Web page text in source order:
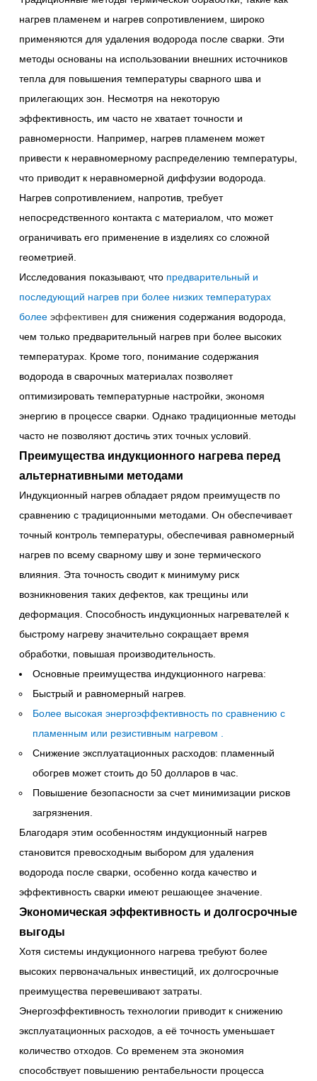
нагрев пламенем и нагрев сопротивлением, широко
применяются для удаления водорода после сварки. Эти
методы основаны на использовании внешних источников
тепла для повышения температуры сварного шва и
прилегающих зон. Несмотря на некоторую
эффективность, им часто не хватает точности и
равномерности. Например, нагрев пламенем может
привести к неравномерному распределению температуры,
что приводит к неравномерной диффузии водорода.
Нагрев сопротивлением, напротив, требует
непосредственного контакта с материалом, что может
ограничивать его применение в изделиях со сложной
геометрией.
Исследования показывают, что предварительный и
последующий нагрев при более низких температурах
более эффективен для снижения содержания водорода,
чем только предварительный нагрев при более высоких
температурах. Кроме того, понимание содержания
водорода в сварочных материалах позволяет
оптимизировать температурные настройки, экономя
энергию в процессе сварки. Однако традиционные методы
часто не позволяют достичь этих точных условий.
Преимущества индукционного нагрева перед
альтернативными методами
Индукционный нагрев обладает рядом преимуществ по
сравнению с традиционными методами. Он обеспечивает
точный контроль температуры, обеспечивая равномерный
нагрев по всему сварному шву и зоне термического
влияния. Эта точность сводит к минимуму риск
возникновения таких дефектов, как трещины или
деформация. Способность индукционных нагревателей к
быстрому нагреву значительно сокращает время
обработки, повышая производительность.
Основные преимущества индукционного нагрева:
Быстрый и равномерный нагрев.
Более высокая энергоэффективность по сравнению с
пламенным или резистивным нагревом
Снижение эксплуатационных расходов: пламенный
обогрев может стоить до 50 долларов в час.
Повышение безопасности за счет минимизации рисков
загрязнения.
Благодаря этим особенностям индукционный нагрев
становится превосходным выбором для удаления
водорода после сварки, особенно когда качество и
эффективность сварки имеют решающее значение.
Экономическая эффективность и долгосрочные
выгоды
Хотя системы индукционного нагрева требуют более
высоких первоначальных инвестиций, их долгосрочные
преимущества перевешивают затраты.
Энергоэффективность технологии приводит к снижению
эксплуатационных расходов, а её точность уменьшает
количество отходов. Со временем эта экономия
способствует повышению рентабельности процесса